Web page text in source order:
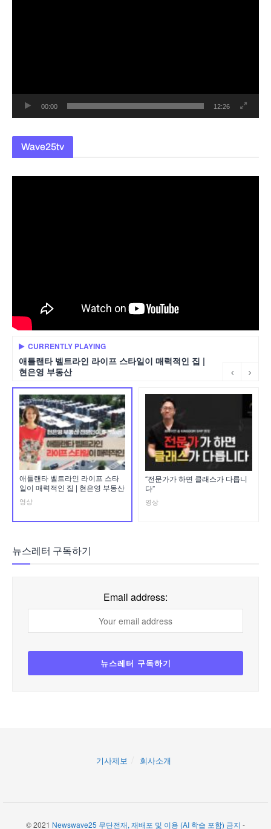
00:00 12:26
Wave25tv
CURRENTLY PLAYING
애틀랜타 벨트라인 라이프 스타일이 매력적인 집 |
현은영 부동산
애틀랜타 벨트라인 라이프 스타
일이 매력적인 집 | 현은영 부동산
영상
“전문가가 하면 클래스가 다릅니
다”
영상
뉴스레터 구독하기
Email address:
기사제보 회사소개
© 2021 Newswave25 무단전재, 재배포 및 이용 (AI 학습 포함) 금지 -